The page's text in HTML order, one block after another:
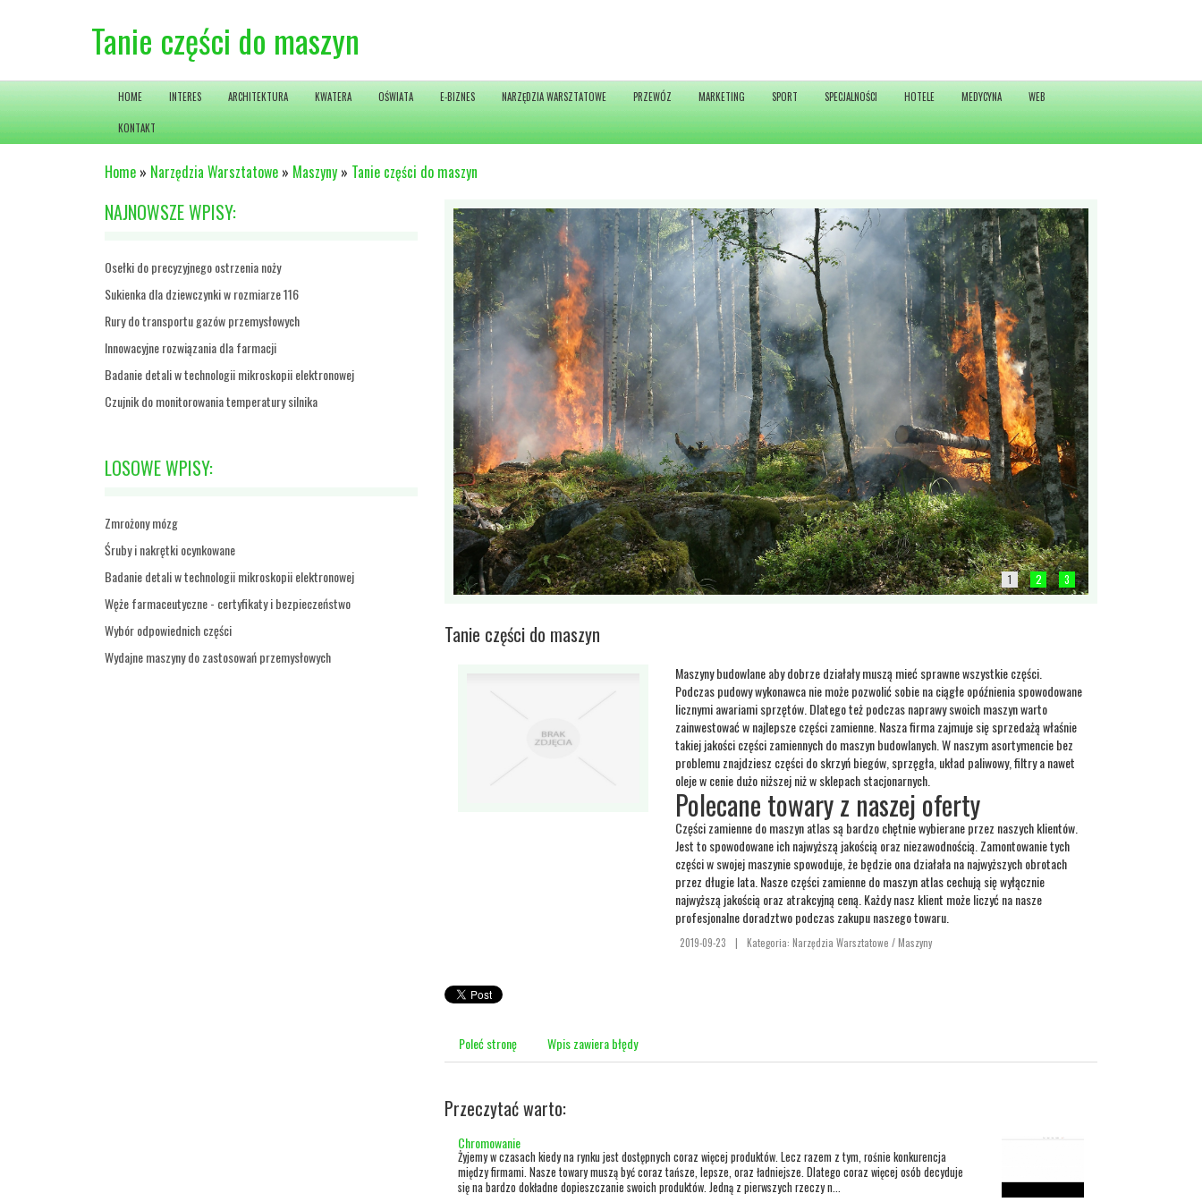
Tanie części do maszyn
HOME INTERES ARCHITEKTURA KWATERA OŚWIATA E-BIZNES NARZĘDZIA WARSZTATOWE PRZEWÓZ MARKETING SPORT SPECJALNOŚCI HOTELE MEDYCYNA WEB
KONTAKT
Home » Narzędzia Warsztatowe » Maszyny » Tanie części do maszyn
NAJNOWSZE WPISY:
Osełki do precyzyjnego ostrzenia noży
Sukienka dla dziewczynki w rozmiarze 116
Rury do transportu gazów przemysłowych
Innowacyjne rozwiązania dla farmacji
Badanie detali w technologii mikroskopii elektronowej
Czujnik do monitorowania temperatury silnika
LOSOWE WPISY:
Zmrożony mózg
Śruby i nakrętki ocynkowane
Badanie detali w technologii mikroskopii elektronowej
Węże farmaceutyczne - certyfikaty i bezpieczeństwo
Wybór odpowiednich części
Wydajne maszyny do zastosowań przemysłowych
1 2 3
Tanie części do maszyn
Maszyny budowlane aby dobrze działały muszą mieć sprawne wszystkie części.
Podczas pudowy wykonawca nie może pozwolić sobie na ciągłe opóźnienia spowodowane
licznymi awariami sprzętów. Dlatego też podczas naprawy swoich maszyn warto
zainwestować w najlepsze części zamienne. Nasza firma zajmuje się sprzedażą właśnie
takiej jakości części zamiennych do maszyn budowlanych. W naszym asortymencie bez
problemu znajdziesz części do skrzyń biegów, sprzęgła, układ paliwowy, filtry a nawet
oleje w cenie dużo niższej niż w sklepach stacjonarnych.
Polecane towary z naszej oferty
Części zamienne do maszyn atlas są bardzo chętnie wybierane przez naszych klientów.
Jest to spowodowane ich najwyższą jakością oraz niezawodnością. Zamontowanie tych
części w swojej maszynie spowoduje, że będzie ona działała na najwyższych obrotach
przez długie lata. Nasze części zamienne do maszyn atlas cechują się wyłącznie
najwyższą jakością oraz atrakcyjną ceną. Każdy nasz klient może liczyć na nasze
profesjonalne doradztwo podczas zakupu naszego towaru.
2019-09-23 | Kategoria: Narzędzia Warsztatowe / Maszyny
Poleć stronę Wpis zawiera błędy
Przeczytać warto:
Chromowanie
Żyjemy w czasach kiedy na rynku jest dostępnych coraz więcej produktów. Lecz razem z tym, rośnie konkurencja
między firmami. Nasze towary muszą być coraz tańsze, lepsze, oraz ładniejsze. Dlatego coraz więcej osób decyduje
się na bardzo dokładne dopieszczanie swoich produktów. Jedną z pierwszych rzeczy n...